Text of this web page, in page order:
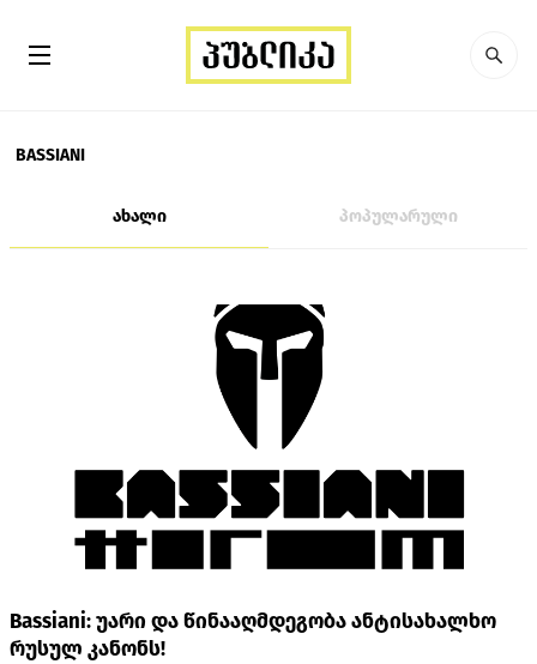
BASSIANI
ახალი პოპულარული
Bassiani: უარი და წინააღმდეგობა ანტისახალხო
რუსულ კანონს!